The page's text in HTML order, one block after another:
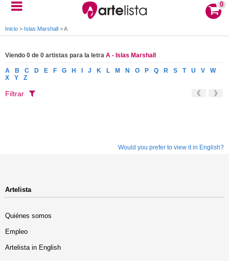
0
Inicio > Islas Marshall >A
Viendo 0 de 0 artistas para la letra A - Islas Marshall
A B C D E F G H J K L M N O P Q R S T U V
W
X
Y Z
Filtrar
Would you prefer to view it in English?
Artelista
Quiénes somos
Empleo
Artelista in English